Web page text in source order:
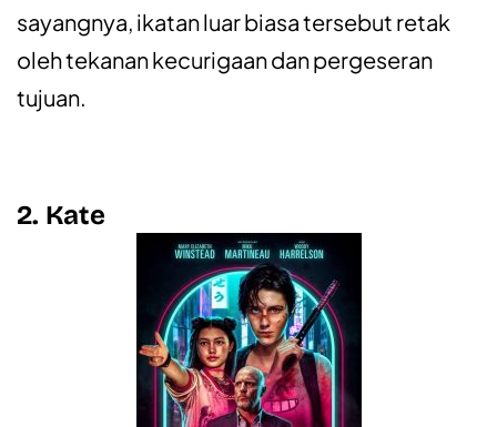
sayangnya, ikatan luar biasa tersebut retak
oleh tekanan kecurigaan dan pergeseran
tujuan.
2. Kate